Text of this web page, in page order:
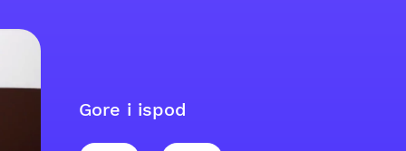
Gore i ispod